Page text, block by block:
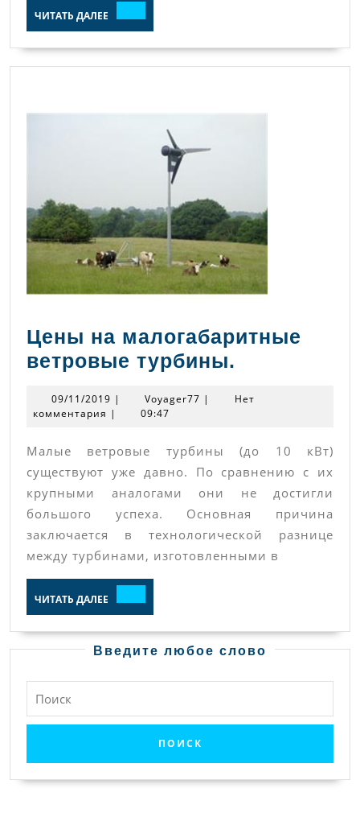
ЧИТАТЬ ДАЛЕЕ ДАЛЕЕ
Цены на малогабаритные
ветровые турбины.
турбины.
09/11/2019 09/11/2019
| Voyager77 Voyager77
|
Нет
комментария | 09:47
Малые ветровые турбины (до 10 кВт)
существуют уже давно. По сравнению с их
крупными аналогами они не достигли
большого успеха. Основная причина
заключается в технологической разнице
между турбинами, изготовленными в
ЧИТАТЬ ДАЛЕЕ ДАЛЕЕ
Введите любое слово